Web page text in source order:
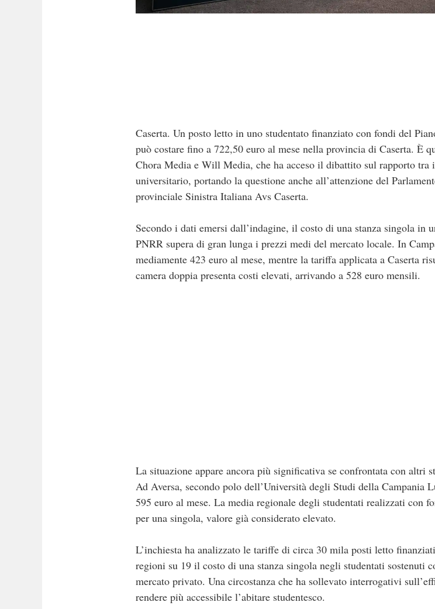
Caserta. Un posto letto in uno studentato finanziato con fondi del
può costare fino a 722,50 euro al mese nella provincia di Caserta. È
Chora Media e Will Media, che ha acceso il dibattito sul rapporto
universitario, portando la questione anche all’attenzione del
provinciale Sinistra Italiana Avs Caserta.
Secondo i dati emersi dall’indagine, il costo di una stanza singola in
PNRR supera di gran lunga i prezzi medi del mercato locale. In
mediamente 423 euro al mese, mentre la tariffa applicata a Caserta
camera doppia presenta costi elevati, arrivando a 528 euro mensili.
La situazione appare ancora più significativa se confrontata con altri
Ad Aversa, secondo polo dell’Università degli Studi della
595 euro al mese. La media regionale degli studentati realizzati con
per una singola, valore già considerato elevato.
L’inchiesta ha analizzato le tariffe di circa 30 mila posti letto
regioni su 19 il costo di una stanza singola negli studentati sostenuti
mercato privato. Una circostanza che ha sollevato interrogativi
rendere più accessibile l’abitare studentesco.